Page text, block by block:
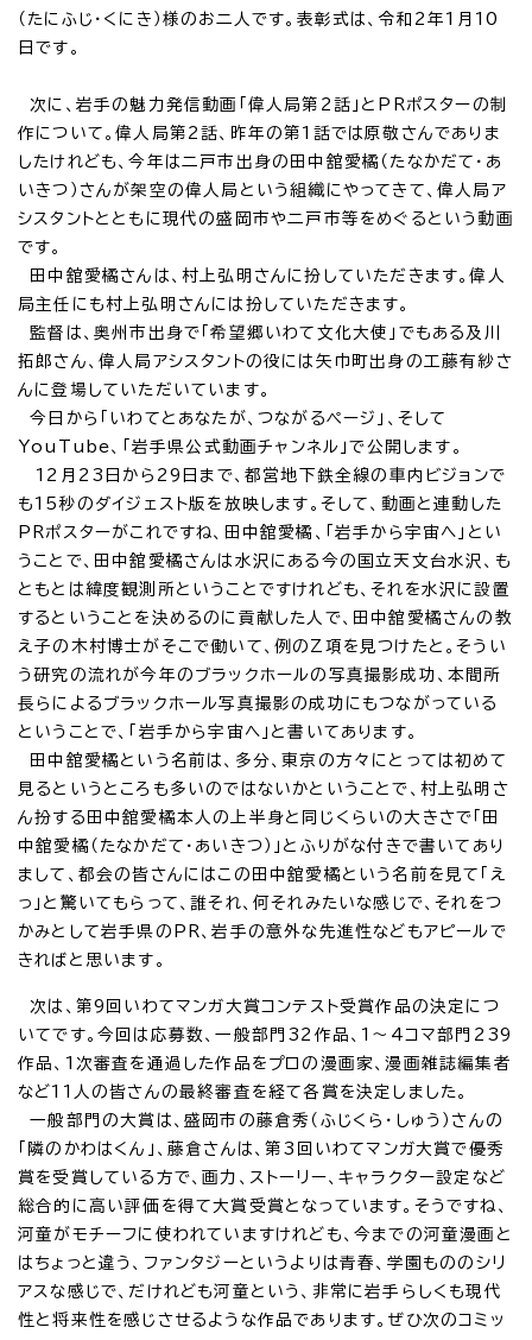
（たにふじ・くにき）様のお二人です。表彰式は、令和2年1月10
日です。
次に、岩手の魅力発信動画「偉人局第2話」とPRポスターの制
作について。偉人局第2話、昨年の第1話では原敬さんでありま
したけれども、今年は二戸市出身の田中舘愛橘（たなかだて・あ
いきつ）さんが架空の偉人局という組織にやってきて、偉人局ア
シスタントとともに現代の盛岡市や二戸市等をめぐるという動画
です。
田中舘愛橘さんは、村上弘明さんに扮していただきます。偉人
局主任にも村上弘明さんには扮していただきます。
監督は、奥州市出身で「希望郷いわて文化大使」でもある及川
拓郎さん、偉人局アシスタントの役には矢巾町出身の工藤有紗さ
んに登場していただいています。
今日から「いわてとあなたが、つながるページ」、そして
YouTube、「岩手県公式動画チャンネル」で公開します。
12月23日から29日まで、都営地下鉄全線の車内ビジョンで
も15秒のダイジェスト版を放映します。そして、動画と連動した
PRポスターがこれですね、田中舘愛橘、「岩手から宇宙へ」とい
うことで、田中舘愛橘さんは水沢にある今の国立天文台水沢、も
ともとは緯度観測所ということですけれども、それを水沢に設置
するということを決めるのに貢献した人で、田中舘愛橘さんの教
え子の木村博士がそこで働いて、例のZ項を見つけたと。そうい
う研究の流れが今年のブラックホールの写真撮影成功、本間所
長らによるブラックホール写真撮影の成功にもつながっている
ということで、「岩手から宇宙へ」と書いてあります。
田中舘愛橘という名前は、多分、東京の方々にとっては初めて
見るというところも多いのではないかということで、村上弘明さ
ん扮する田中舘愛橘本人の上半身と同じくらいの大きさで「田
中舘愛橘（たなかだて・あいきつ）」とふりがな付きで書いてあり
まして、都会の皆さんにはこの田中舘愛橘という名前を見て「え
っ」と驚いてもらって、誰それ、何それみたいな感じで、それをつ
かみとして岩手県のPR、岩手の意外な先進性などもアピールで
きればと思います。
次は、第9回いわてマンガ大賞コンテスト受賞作品の決定につ
いてです。今回は応募数、一般部門32作品、1～4コマ部門239
作品、1次審査を通過した作品をプロの漫画家、漫画雑誌編集者
など11人の皆さんの最終審査を経て各賞を決定しました。
一般部門の大賞は、盛岡市の藤倉秀（ふじくら・しゅう）さんの
「隣のかわはくん」、藤倉さんは、第3回いわてマンガ大賞で優秀
賞を受賞している方で、画力、ストーリー、キャラクター設定など
総合的に高い評価を得て大賞受賞となっています。そうですね、
河童がモチーフに使われていますけれども、今までの河童漫画と
はちょっと違う、ファンタジーというよりは青春、学園もののシリ
アスな感じで、だけれども河童という、非常に岩手らしくも現代
性と将来性を感じさせるような作品であります。ぜひ次のコミッ